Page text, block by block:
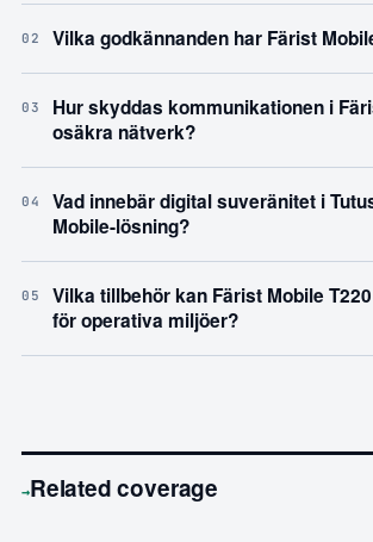
02 Vilka godkännanden har Färist
03
Hur skyddas kommunikationen i
osäkra nätverk?
04
Vad innebär digital suveränitet i
Mobile-lösning?
05
Vilka tillbehör kan Färist Mobile
för operativa miljöer?
→Related coverage